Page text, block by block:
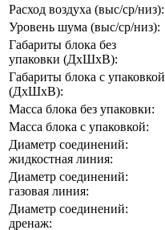
Расход воздуха (выс/ср/низ):
Уровень шума (выс/ср/низ):
Габариты блока без
упаковки (ДхШхВ):
Габариты блока с упаковкой
(ДхШхВ):
Масса блока без упаковки:
Масса блока с упаковкой:
Диаметр соединений:
жидкостная линия:
Диаметр соединений:
газовая линия:
Диаметр соединений:
дренаж: